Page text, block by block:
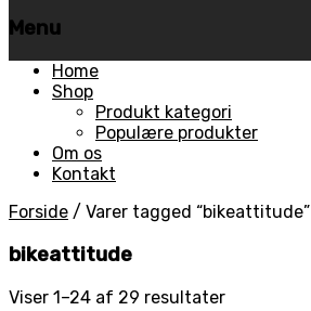
Menu
Skip
Home
Shop
Produkt kategori
Populære produkter
Om os
Kontakt
Forside / Varer tagged “bikeattitude”
bikeattitude
Viser 1–24 af 29 resultater